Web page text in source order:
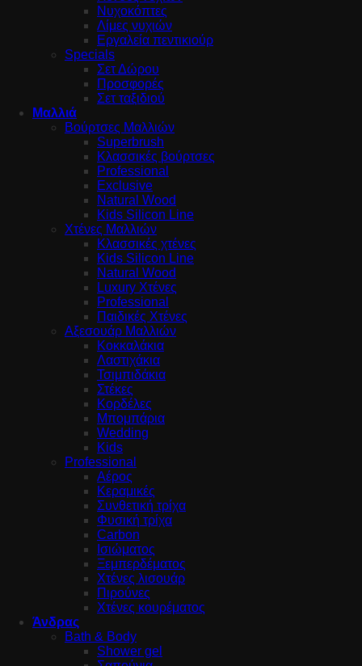
Νυχοκόπτες
Λίμες νυχιών
Εργαλεία πεντικιούρ
Specials
Σετ Δώρου
Προσφορές
Σετ ταξιδιού
Μαλλιά
Βούρτσες Μαλλιών
Superbrush
Κλασσικές βούρτσες
Professional
Exclusive
Natural Wood
Kids Silicon Line
Χτένες Μαλλιών
Κλασσικές χτένες
Kids Silicon Line
Natural Wood
Luxury Χτένες
Professional
Παιδικές Χτένες
Αξεσουάρ Μαλλιών
Κοκκαλάκια
Λαστιχάκια
Τσιμπιδάκια
Στέκες
Κορδέλες
Μπομπάρια
Wedding
Kids
Professional
Αέρος
Κεραμικές
Συνθετική τρίχα
Φυσική τρίχα
Carbon
Ισιώματος
Ξεμπερδέματος
Χτένες λισουάρ
Πιρούνες
Χτένες κουρέματος
Άνδρας
Bath & Body
Shower gel